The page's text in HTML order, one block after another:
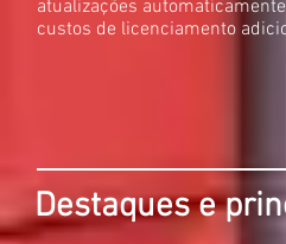
atualizações
custos de licenciamento
Destaques e